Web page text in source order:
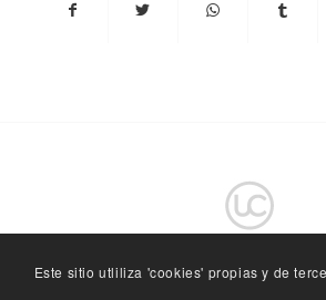
Este sitio utliliza 'cookies' propias y de